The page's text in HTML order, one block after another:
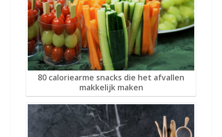
80 caloriearme snacks die het afvallen
makkelijk maken